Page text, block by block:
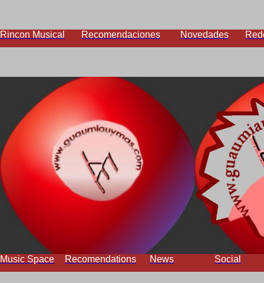
Rincon Musical Recomendaciones Novedades
Music Space Recomendations News Social